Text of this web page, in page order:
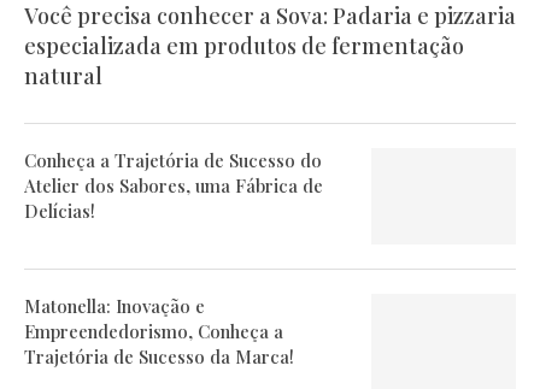
Você precisa conhecer a Sova: Padaria e pizzaria
especializada em produtos de fermentação
natural
Conheça a Trajetória de Sucesso do
Atelier dos Sabores, uma Fábrica de
Delícias!
Matonella: Inovação e
Empreendedorismo, Conheça a
Trajetória de Sucesso da Marca!